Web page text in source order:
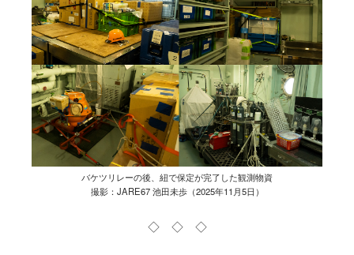
バケツリレーの後、紐で保定が完了した観測物資
撮影：JARE67 池田未歩（2025年11月5日）
◇ ◇ ◇